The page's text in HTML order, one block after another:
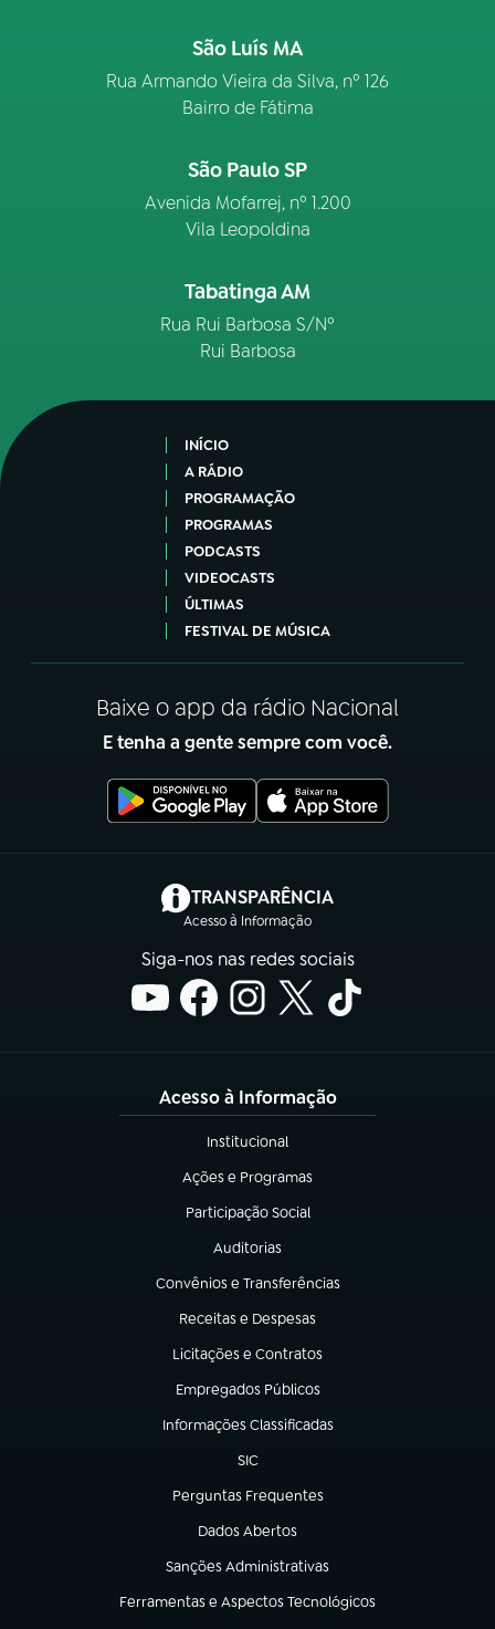
São Luís MA
Rua Armando Vieira da Silva, nº 126
Bairro de Fátima
São Paulo SP
Avenida Mofarrej, nº 1.200
Vila Leopoldina
Tabatinga AM
Rua Rui Barbosa S/Nº
Rui Barbosa
INÍCIO
A RÁDIO
PROGRAMAÇÃO
PROGRAMAS
PODCASTS
VIDEOCASTS
ÚLTIMAS
FESTIVAL DE MÚSICA
Baixe o app da rádio Nacional
E tenha a gente sempre com você.
TRANSPARÊNCIA
Acesso à Informação
(abre em nova aba)
Siga-nos nas redes sociais
Acesso à Informação
Institucional
(abre em nova aba)
Ações e Programas
(abre em nova aba)
Participação Social
(abre em nova aba)
Auditorias
(abre em nova aba)
Convênios e Transferências
(abre em nova aba)
Receitas e Despesas
(abre em nova aba)
Licitações e Contratos
(abre em nova aba)
Empregados Públicos
(abre em nova aba)
Informações Classificadas
(abre em nova aba)
SIC
(abre em nova aba)
Perguntas Frequentes
(abre em nova aba)
Dados Abertos
(abre em nova aba)
Sanções Administrativas
(abre em nova aba)
Ferramentas e Aspectos Tecnológicos
(abre em nova aba)